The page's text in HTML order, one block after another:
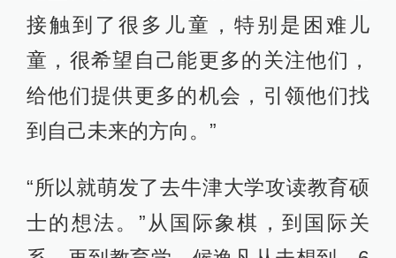
接触到了很多儿童，特别是困难儿
童，很希望自己能更多的关注他们，
给他们提供更多的机会，引领他们找
到自己未来的方向。”
“所以就萌发了去牛津大学攻读教育硕
士的想法。”从国际象棋，到国际关